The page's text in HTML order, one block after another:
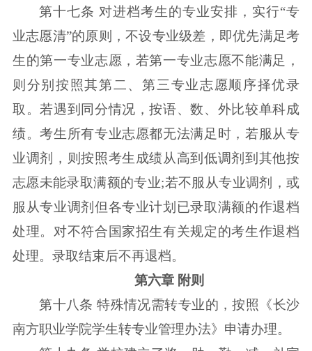
第十七条 对进档考生的专业安排，实行“专
业志愿清”的原则，不设专业级差，即优先满足考
生的第一专业志愿，若第一专业志愿不能满足，
则分别按照其第二、第三专业志愿顺序择优录
取。若遇到同分情况，按语、数、外比较单科成
绩。考生所有专业志愿都无法满足时，若服从专
业调剂，则按照考生成绩从高到低调剂到其他按
志愿未能录取满额的专业;若不服从专业调剂，或
服从专业调剂但各专业计划已录取满额的作退档
处理。对不符合国家招生有关规定的考生作退档
处理。录取结束后不再退档。
第六章 附则
第十八条 特殊情况需转专业的，按照《长沙
南方职业学院学生转专业管理办法》申请办理。